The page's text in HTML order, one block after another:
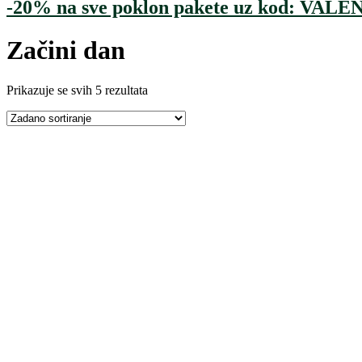
-20% na sve poklon pakete uz kod:
Začini dan
Prikazuje se svih 5 rezultata